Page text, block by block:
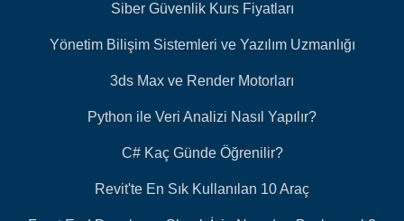
Siber Güvenlik Kurs Fiyatları
Yönetim Bilişim Sistemleri ve Yazılım Uzmanlığı
3ds Max ve Render Motorları
Python ile Veri Analizi Nasıl Yapılır?
C# Kaç Günde Öğrenilir?
Revit'te En Sık Kullanılan 10 Araç